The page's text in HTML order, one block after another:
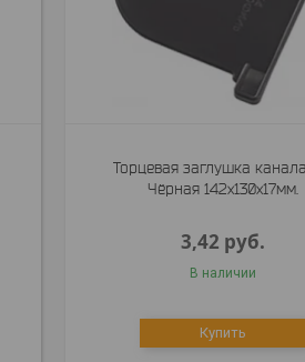
Торцевая заглушка
Чёрная 142x130x17мм.
3,42 руб.
В наличии
Купить